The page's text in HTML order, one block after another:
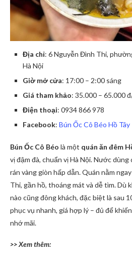
Địa chỉ: 6 Nguyễn Đình Thi,
Hà Nội
Giờ mở cửa: 17:00 – 2:00 sáng
Giá tham khảo: 35.000 – 65.000
Điện thoại: 0934 866 978
Facebook: Bún Ốc Cô Béo Hồ Tây
Bún Ốc Cô Béo là một quán ăn đêm
vị đậm đà, chuẩn vị Hà Nội. Nước
rán vàng giòn hấp dẫn. Quán nằm
Thi, gần hồ, thoáng mát và dễ tìm. Dù
nào cũng đông khách, đặc biệt là sau
phục vụ nhanh, giá hợp lý – đủ để
nhớ mãi.
>> Xem thêm: